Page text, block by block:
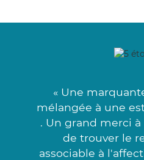
« Une
mélangée à une
. Un grand merci
de trouver le
associable à